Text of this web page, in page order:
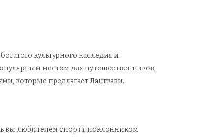
культурного наследия и
местом для путешественников,
которые предлагает Лангкави.
вы любителем спорта, поклонником